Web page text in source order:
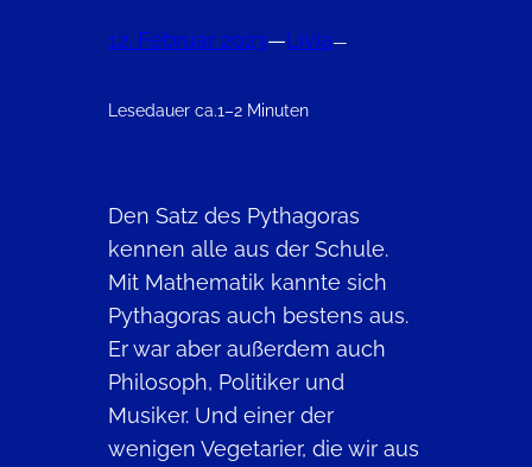
12. Februar 2023—Livia—
Lesedauer ca.1–2 Minuten
Den Satz des Pythagoras
kennen alle aus der Schule.
Mit Mathematik kannte sich
Pythagoras auch bestens aus.
Er war aber außerdem auch
Philosoph, Politiker und
Musiker. Und einer der
wenigen Vegetarier, die wir aus